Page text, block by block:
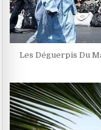
Les Déguerpis Du